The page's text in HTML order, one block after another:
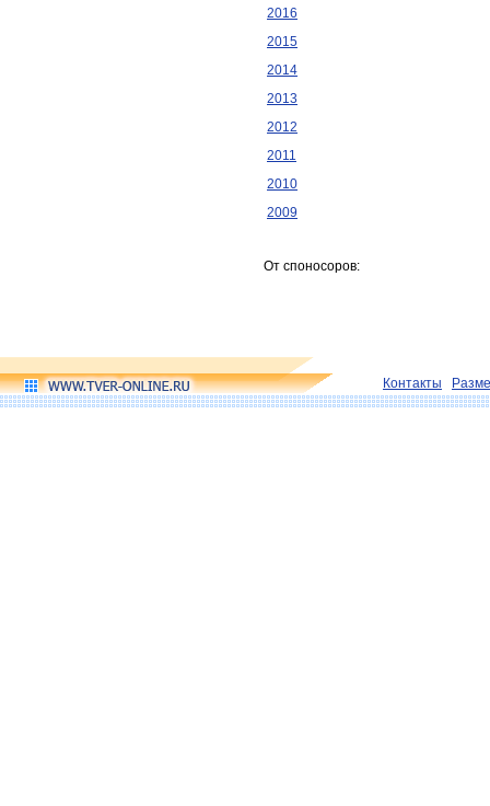
2016
2015
2014
2013
2012
2011
2010
2009
От споносоров:
Контакты